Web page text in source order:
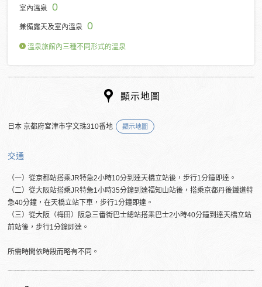
室內溫泉 0
兼備露天及室內溫泉 0
溫泉旅館內三種不同形式的溫泉
顯示地圖
日本 京都府宮津市字文珠310番地 顯示地圖
交通
（一）從京都站搭乘JR特急2小時10分到達天橋立站後，步行1分鐘即達。
（二）從大阪站搭乘JR特急1小時35分鐘到達福知山站後，搭乘京都丹後鐵道特
急40分鐘，在天橋立站下車，步行1分鐘即達。
（三）從大阪（梅田）阪急三番街巴士總站搭乘巴士2小時40分鐘到達天橋立站
前站後，步行1分鐘即達。
所需時間依時段而略有不同。